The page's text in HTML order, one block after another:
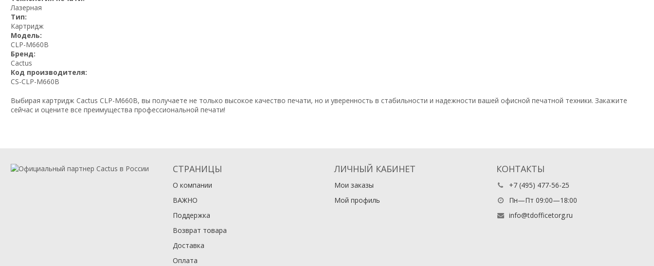
Лазерная
Тип:
Картридж
Модель:
CLP-M660B
Бренд:
Cactus
Код производителя:
CS-CLP-M660B
Выбирая картридж Cactus CLP-M660B, вы получаете не только высокое качество печати, но и уверенность в стабильности и надежности вашей офисной печатной техники. Закажите
сейчас и оцените все преимущества профессиональной печати!
СТРАНИЦЫ
О компании
ВАЖНО
Поддержка
Возврат товара
Доставка
Оплата
ЛИЧНЫЙ КАБИНЕТ
Мои заказы
Мой профиль
КОНТАКТЫ
+7 (495) 477-56-25
Пн—Пт 09:00—18:00
info@tdofficetorg.ru